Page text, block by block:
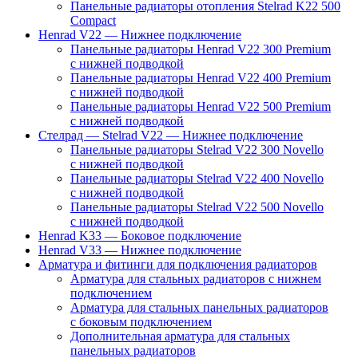
Панельные радиаторы отопления Stelrad K22 500
Compact
Henrad V22 — Нижнее подключение
Панельные радиаторы Henrad V22 300 Premium
с нижней подводкой
Панельные радиаторы Henrad V22 400 Premium
с нижней подводкой
Панельные радиаторы Henrad V22 500 Premium
с нижней подводкой
Стелрад — Stelrad V22 — Нижнее подключение
Панельные радиаторы Stelrad V22 300 Novello
с нижней подводкой
Панельные радиаторы Stelrad V22 400 Novello
с нижней подводкой
Панельные радиаторы Stelrad V22 500 Novello
с нижней подводкой
Henrad K33 — Боковое подключение
Henrad V33 — Нижнее подключение
Арматура и фитинги для подключения радиаторов
Арматура для стальных радиаторов с нижнем
подключением
Арматура для стальных панельных радиаторов
с боковым подключением
Дополнительная арматура для стальных
панельных радиаторов